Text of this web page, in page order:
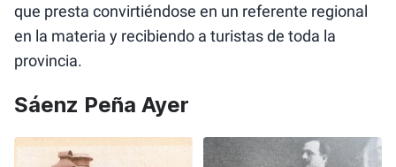
que presta convirtiéndose en un referente regional
en la materia y recibiendo a turistas de toda la
provincia.
Sáenz Peña Ayer